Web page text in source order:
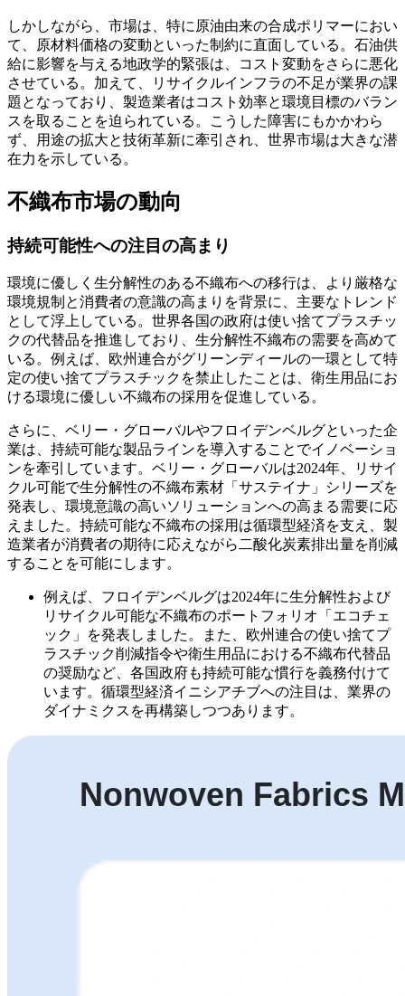
しかしながら、市場は、特に原油由来の合成ポリマーにおい
て、原材料価格の変動といった制約に直面している。石油供
給に影響を与える地政学的緊張は、コスト変動をさらに悪化
させている。加えて、リサイクルインフラの不足が業界の課
題となっており、製造業者はコスト効率と環境目標のバラン
スを取ることを迫られている。こうした障害にもかかわら
ず、用途の拡大と技術革新に牽引され、世界市場は大きな潜
在力を示している。
不織布市場の動向
持続可能性への注目の高まり
環境に優しく生分解性のある不織布への移行は、より厳格な
環境規制と消費者の意識の高まりを背景に、主要なトレンド
として浮上している。世界各国の政府は使い捨てプラスチッ
クの代替品を推進しており、生分解性不織布の需要を高めて
いる。例えば、欧州連合がグリーンディールの一環として特
定の使い捨てプラスチックを禁止したことは、衛生用品にお
ける環境に優しい不織布の採用を促進している。
さらに、ベリー・グローバルやフロイデンベルグといった企
業は、持続可能な製品ラインを導入することでイノベーショ
ンを牽引しています。ベリー・グローバルは2024年、リサイ
クル可能で生分解性の不織布素材「サステイナ」シリーズを
発表し、環境意識の高いソリューションへの高まる需要に応
えました。持続可能な不織布の採用は循環型経済を支え、製
造業者が消費者の期待に応えながら二酸化炭素排出量を削減
することを可能にします。
例えば、フロイデンベルグは2024年に生分解性および
リサイクル可能な不織布のポートフォリオ「エコチェ
ック」を発表しました。また、欧州連合の使い捨てプ
ラスチック削減指令や衛生用品における不織布代替品
の奨励など、各国政府も持続可能な慣行を義務付けて
います。循環型経済イニシアチブへの注目は、業界の
ダイナミクスを再構築しつつあります。